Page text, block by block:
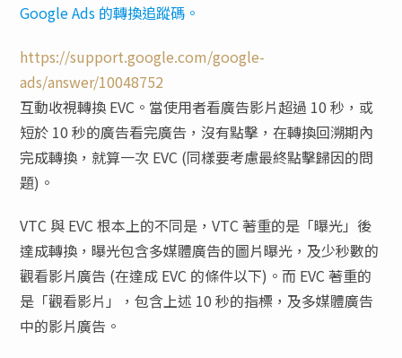
Google Ads 的轉換追蹤碼。
https://support.google.com/google-
ads/answer/10048752
互動收視轉換 EVC。當使用者看廣告影片超過 10 秒，或
短於 10 秒的廣告看完廣告，沒有點擊，在轉換回溯期內
完成轉換，就算一次 EVC (同樣要考慮最終點擊歸因的問
題)。
VTC 與 EVC 根本上的不同是，VTC 著重的是「曝光」後
達成轉換，曝光包含多媒體廣告的圖片曝光，及少秒數的
觀看影片廣告 (在達成 EVC 的條件以下)。而 EVC 著重的
是「觀看影片」，包含上述 10 秒的指標，及多媒體廣告
中的影片廣告。